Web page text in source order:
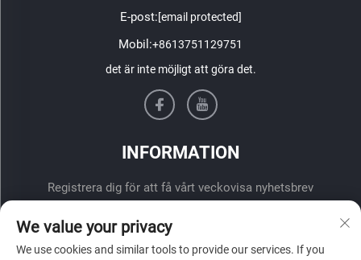
E-post:[email protected]
Mobil:+8613751129751
det är inte möjligt att göra det.
INFORMATION
Registrera dig för att få vårt veckovisa nyhetsbrev
We value your privacy
We use cookies and similar tools to provide our services. If you